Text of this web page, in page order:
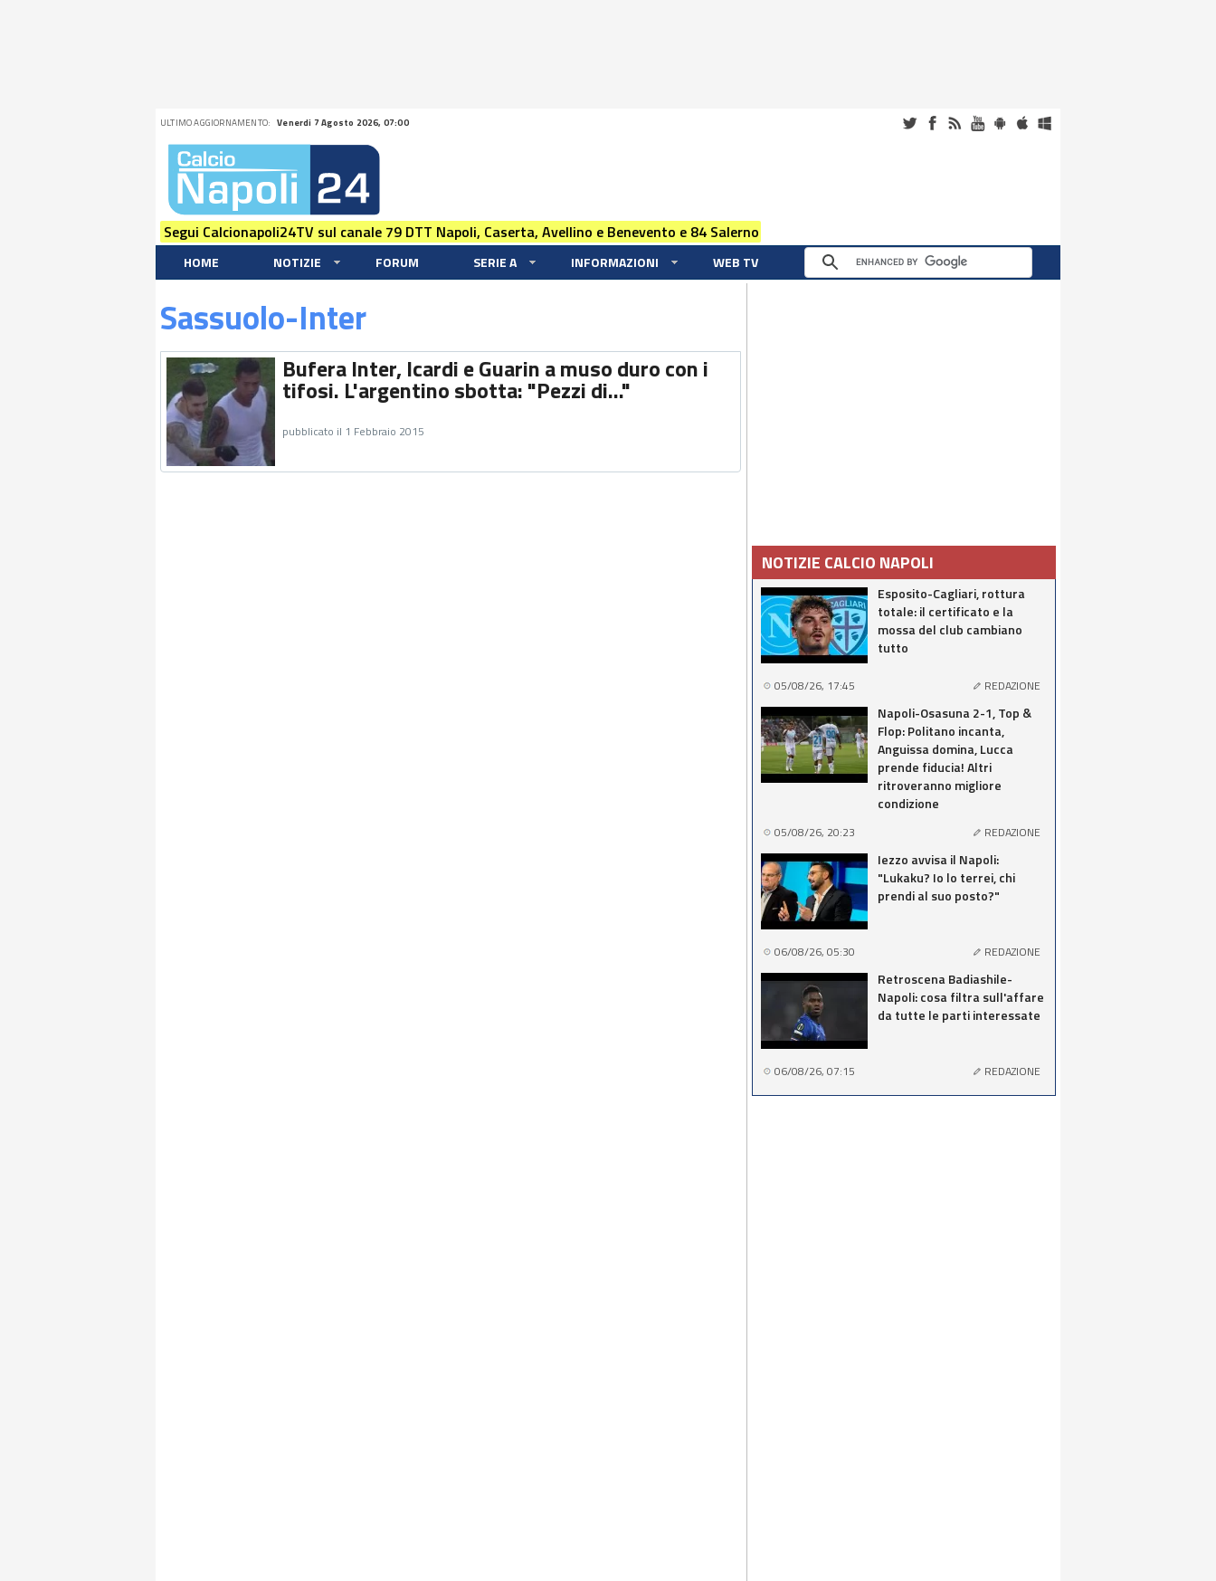
ULTIMO AGGIORNAMENTO: Venerdi 7 Agosto 2026, 07:00
Segui Calcionapoli24TV sul canale 79 DTT Napoli, Caserta, Avellino e Benevento e 84 Salerno
HOME NOTIZIE FORUM SERIE A INFORMAZIONI WEB TV
Sassuolo-Inter
Bufera Inter, Icardi e Guarin a muso duro con i
tifosi. L'argentino sbotta: "Pezzi di..."
pubblicato il 1 Febbraio 2015
NOTIZIE CALCIO NAPOLI
Esposito-Cagliari, rottura
totale: il certificato e la
mossa del club cambiano
tutto
05/08/26, 17:45 REDAZIONE
Napoli-Osasuna 2-1, Top &
Flop: Politano incanta,
Anguissa domina, Lucca
prende fiducia! Altri
ritroveranno migliore
condizione
05/08/26, 20:23 REDAZIONE
Iezzo avvisa il Napoli:
"Lukaku? Io lo terrei, chi
prendi al suo posto?"
06/08/26, 05:30 REDAZIONE
Retroscena Badiashile-
Napoli: cosa filtra sull'affare
da tutte le parti interessate
06/08/26, 07:15 REDAZIONE